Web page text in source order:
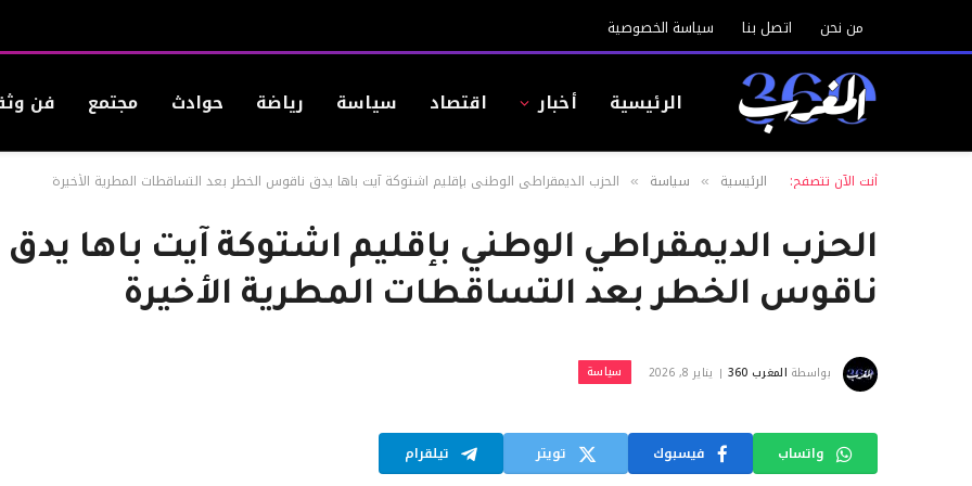
من نحن اتصل بنا سياسة الخصوصية
الرئيسية أخبار اقتصاد سياسة رياضة حوادث مجتمع فن
أنت الآن تتصفح: الرئيسية » سياسة » الحزب الديمقراطي الوطني بإقليم اشتوكة آيت باها يدق ناقوس الخطر بعد التساقطات المطرية الأخيرة
الحزب الديمقراطي الوطني بإقليم اشتوكة آيت باها يدق
ناقوس الخطر بعد التساقطات المطرية الأخيرة
بواسطة المغرب 360 يناير 8, 2026 سياسة
واتساب فيسبوك تويتر تيلقرام